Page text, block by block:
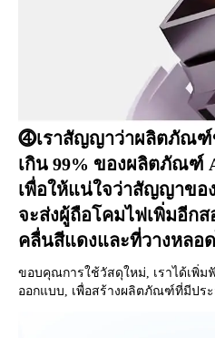
⓸เราสัญญาว่าผลิตภัณฑ์
เกิน 99% ของผลิตภัณฑ์
เพื่อให้แน่ใจว่าสัญญาของ
จะส่งผู้ถือโคมไฟเพิ่มอีก
คลื่นสีแดงและที่วางหลอด
ขอบคุณการใช้วัสดุใหม่, เราได้เพิ่ม
ออกแบบ, เพื่อสร้างผลิตภัณฑ์ที่มีปร